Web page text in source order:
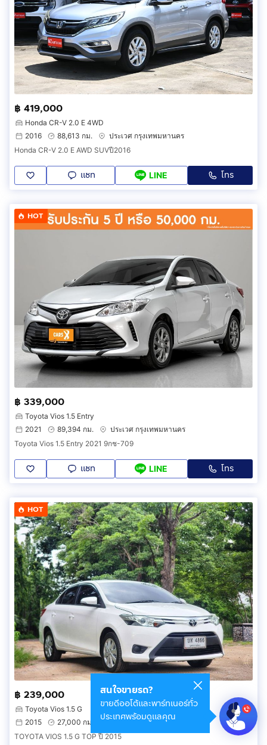
฿ 419,000
Honda CR-V 2.0 E 4WD
2016
88,613 กม.
ประเวศ กรุงเทพมหานคร
Honda CR-V 2.0 E AWD SUVปี2016
แชท LINE โทร
HOT
฿ 339,000
Toyota Vios 1.5 Entry
2021
89,394 กม.
ประเวศ กรุงเทพมหานคร
Toyota Vios 1.5 Entry 2021 9กช-709
แชท LINE โทร
HOT
฿ 239,000
Toyota Vios 1.5 G
2015
27,000 กม.
ตลิ่งชัน กรุงเทพมหานคร
TOYOTA VIOS 1.5 G TOP ปี 2015
สนใจขายรถ?
ขายดีออโต้และพาร์ทเนอร์ทั่ว
ประเทศพร้อมดูแลคุณ